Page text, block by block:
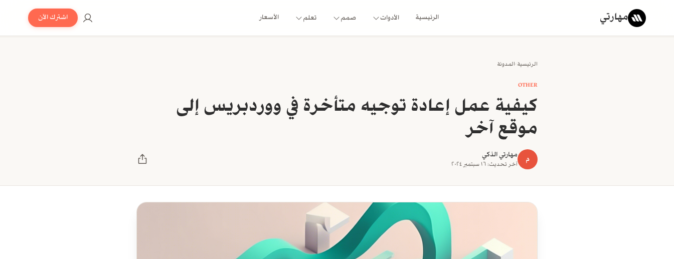
مهارتي الرئيسية الأدوات صمم تعلم الأسعار اشترك الآن
الرئيسية›المدونة
OTHER
كيفية عمل إعادة توجيه متأخرة في ووردبريس إلى
موقع آخر
م مهارتي الذكي
آخر تحديث: ١٦ سبتمبر ٢٠٢٤